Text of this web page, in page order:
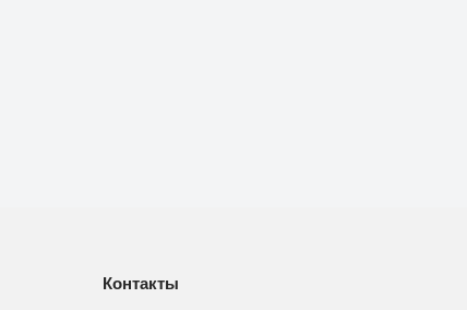
Контакты